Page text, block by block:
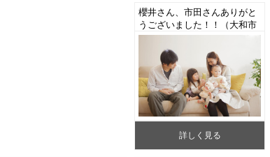
櫻井さん、市田さんありがと
うございました！！（大和市
T様 新築一戸建てご成約）
詳しく見る